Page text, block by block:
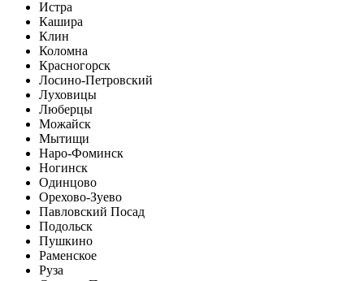
Истра
Кашира
Клин
Коломна
Красногорск
Лосино-Петровский
Луховицы
Люберцы
Можайск
Мытищи
Наро-Фоминск
Ногинск
Одинцово
Орехово-Зуево
Павловский Посад
Подольск
Пушкино
Раменское
Руза